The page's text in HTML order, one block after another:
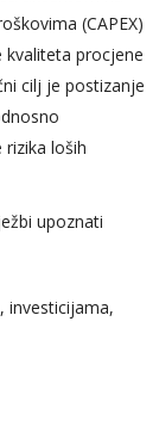
(CAPEX)
kvaliteta procjene
cilj je postizanje
loših
upoznati
investicijama,